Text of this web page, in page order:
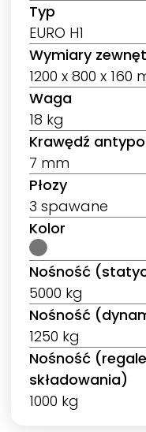
Typ
EURO H1
Wymiary
1200 x 800 x 160
Waga
18 kg
Krawędź
7 mm
Płozy
3 spawane
Kolor
Nośność
5000 kg
Nośność
1250 kg
Nośność
składowania)
1000 kg